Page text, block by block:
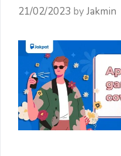
21/02/2023 byJakmin